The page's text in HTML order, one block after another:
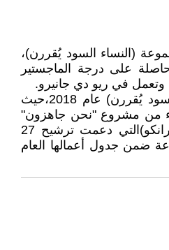
(النساء السود يُقررن)،
على درجة الماجستير
في ريو دي جانيرو.
أنشئت (مجموعة النساء السود يُقررن) عام 2018،حيث
2022كجزء من مشروع "نحن جاهزون"
بالتعاون مع معهد(ماريلا فرانكو)التي دعمت ترشيح 27
ضمن جدول أعمالها العام